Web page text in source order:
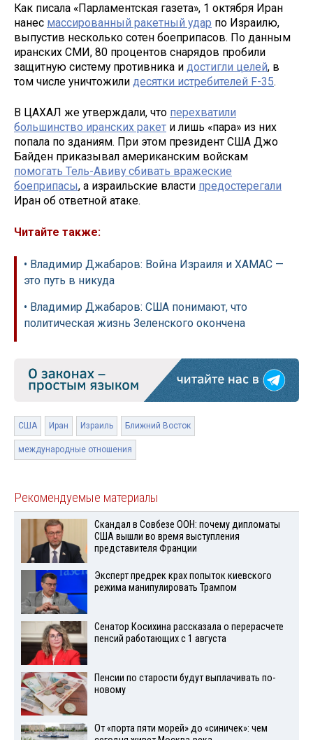
Как писала «Парламентская газета», 1 октября Иран
нанес массированный ракетный удар по Израилю,
выпустив несколько сотен боеприпасов. По данным
иранских СМИ, 80 процентов снарядов пробили
защитную систему противника и достигли целей, в
том числе уничтожили десятки истребителей F-35.
В ЦАХАЛ же утверждали, что перехватили
большинство иранских ракет и лишь «пара» из них
попала по зданиям. При этом президент США Джо
Байден приказывал американским войскам
помогать Тель-Авиву сбивать вражеские
боеприпасы, а израильские власти предостерегали
Иран об ответной атаке.
Читайте также:
• Владимир Джабаров: Война Израиля и ХАМАС —
это путь в никуда
• Владимир Джабаров: США понимают, что
политическая жизнь Зеленского окончена
США Иран Израиль Ближний Восток
международные отношения
Рекомендуемые материалы
Скандал в Совбезе ООН: почему дипломаты
США вышли во время выступления
представителя Франции
Эксперт предрек крах попыток киевского
режима манипулировать Трампом
Сенатор Косихина рассказала о перерасчете
пенсий работающих с 1 августа
Пенсии по старости будут выплачивать по-
новому
От «порта пяти морей» до «синичек»: чем